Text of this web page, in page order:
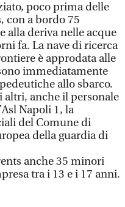
poco prima delle
con a bordo 75
alla deriva nelle acque
fa. La nave di ricerca
è approdata alle
immediatamente
allo sbarco.
anche il personale
Napoli 1, la
del Comune di
della guardia di
anche 35 minori
tra i 13 e i 17 anni.